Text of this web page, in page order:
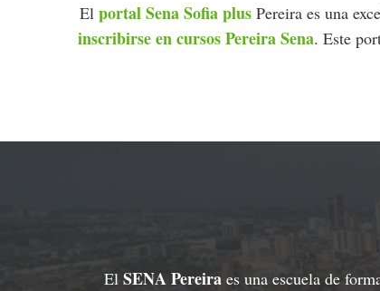
El portal Sena Sofia plus Pereira es una
inscribirse en cursos Pereira Sena. Este
El SENA Pereiraes una escuela de